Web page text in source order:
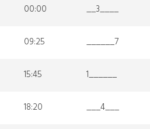
00:00 __3____
09:25 ______7
15:45 1______
18:20 ___4___